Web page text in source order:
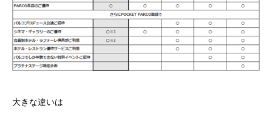
大きな違いは